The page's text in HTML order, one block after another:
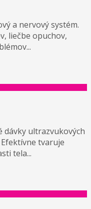
a nervový systém.
liečbe opuchov,
dávky ultrazvukových
tvaruje
tela...